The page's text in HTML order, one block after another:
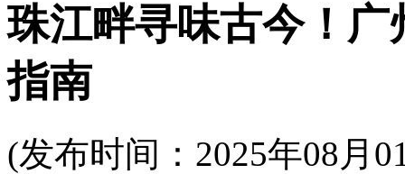
珠江畔寻味古今！
指南
(发布时间：2025年08月